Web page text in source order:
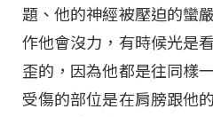
題、他的神經被壓迫的蠻
作他會沒力，有時候光是
歪的，因為他都是往同樣
受傷的部位是在肩膀跟他